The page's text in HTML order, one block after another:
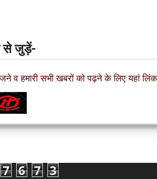
से जुड़ें-
व हमारी सभी खबरों को पढ़ने के लिए यहां
7 6 7 3